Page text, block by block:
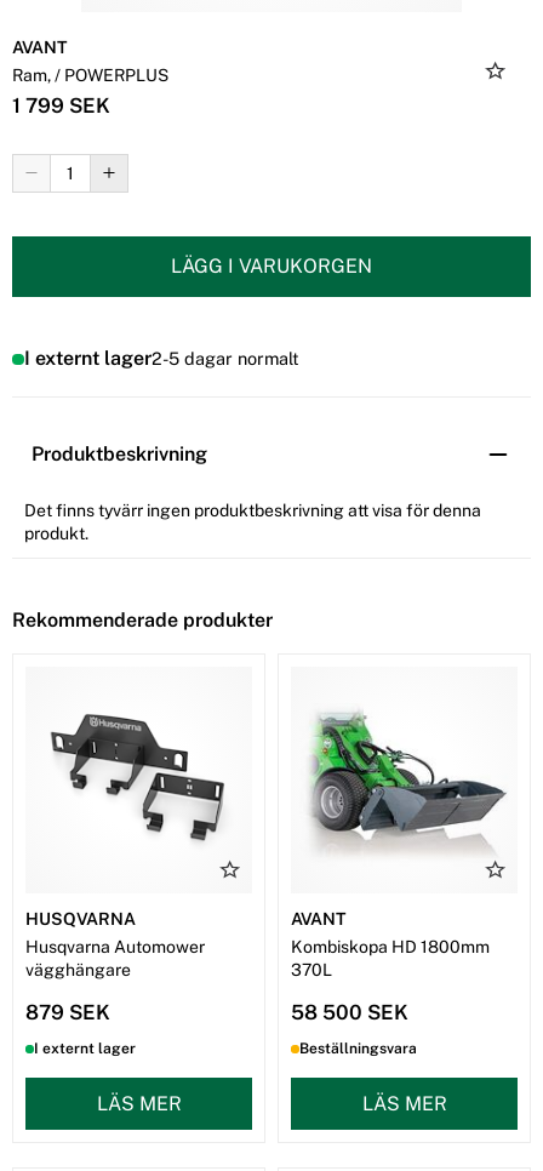
AVANT
Ram, / POWERPLUS
1 799 SEK
LÄGG I VARUKORGEN
I externt lager2-5 dagar normalt
Produktbeskrivning
Det finns tyvärr ingen produktbeskrivning att visa för denna
produkt.
Rekommenderade produkter
HUSQVARNA
Husqvarna Automower
vägghängare
879 SEK
I externt lager
LÄS MER
AVANT
Kombiskopa HD 1800mm
370L
58 500 SEK
Beställningsvara
LÄS MER